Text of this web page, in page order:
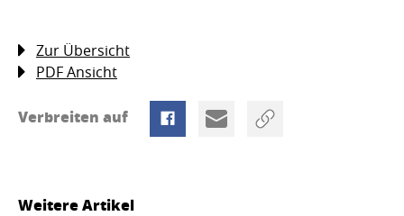
Zur Übersicht
PDF Ansicht
Verbreiten auf
Weitere Artikel